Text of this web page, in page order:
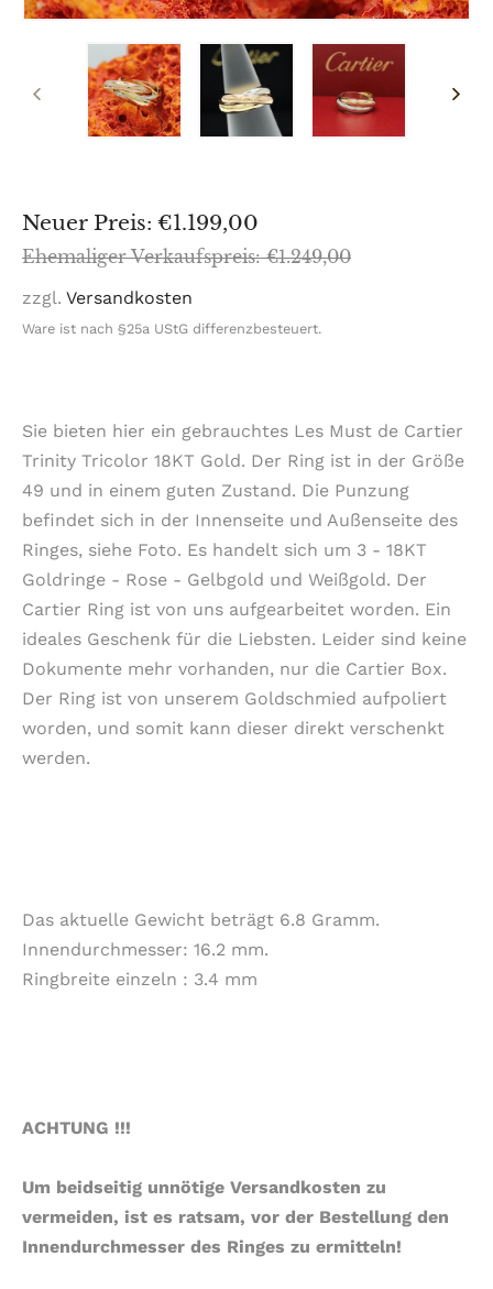
VORHERIGER
SCHIEBER
Sonderpreis
Neuer Preis: €1.199,00
Normaler
Preis
Ehemaliger Verkaufspreis: €1.249,00
zzgl. Versandkosten
Ware ist nach §25a UStG differenzbesteuert.
Sie bieten hier ein gebrauchtes Les Must de Cartier
Trinity Tricolor 18KT Gold. Der Ring ist in der Größe
49 und in einem guten Zustand. Die Punzung
befindet sich in der Innenseite und Außenseite des
Ringes, siehe Foto. Es handelt sich um 3 - 18KT
Goldringe - Rose - Gelbgold und Weißgold. Der
Cartier Ring ist von uns aufgearbeitet worden. Ein
ideales Geschenk für die Liebsten. Leider sind keine
Dokumente mehr vorhanden, nur die Cartier Box.
Der Ring ist von unserem Goldschmied aufpoliert
worden, und somit kann dieser direkt verschenkt
werden.
Das aktuelle Gewicht beträgt 6.8 Gramm.
Innendurchmesser: 16.2 mm.
Ringbreite einzeln : 3.4 mm
ACHTUNG !!!
Um beidseitig unnötige Versandkosten zu
vermeiden, ist es ratsam, vor der Bestellung den
Innendurchmesser des Ringes zu ermitteln!